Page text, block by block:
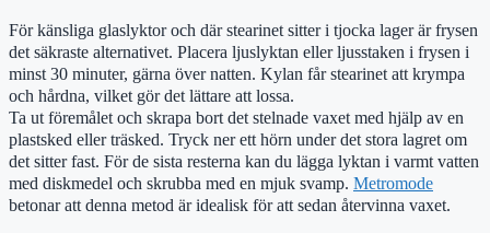
För känsliga glaslyktor och där stearinet sitter i tjocka lager är frysen
det säkraste alternativet. Placera ljuslyktan eller ljusstaken i frysen i
minst 30 minuter, gärna över natten. Kylan får stearinet att krympa
och hårdna, vilket gör det lättare att lossa.
Ta ut föremålet och skrapa bort det stelnade vaxet med hjälp av en
plastsked eller träsked. Tryck ner ett hörn under det stora lagret om
det sitter fast. För de sista resterna kan du lägga lyktan i varmt vatten
med diskmedel och skrubba med en mjuk svamp. Metromode
betonar att denna metod är idealisk för att sedan återvinna vaxet.